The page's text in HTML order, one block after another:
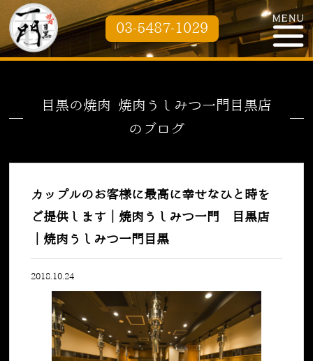
03-5487-1029
目黒の焼肉 焼肉うしみつ一門目黒店
のブログ
カップルのお客様に最高に幸せなひと時を
ご提供します｜焼肉うしみつ一門 目黒店
｜焼肉うしみつ一門目黒
2018.10.24